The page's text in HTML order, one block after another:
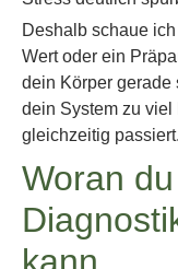
Deshalb schaue
Wert oder ein
dein Körper gerade
dein System zu
gleichzeitig passiert.
Woran